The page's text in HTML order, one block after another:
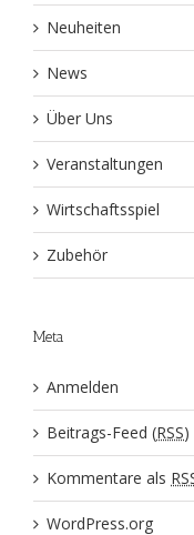
Neuheiten
News
Über Uns
Veranstaltungen
Wirtschaftsspiel
Zubehör
Meta
Anmelden
Beitrags-Feed (RSS)
Kommentare als
WordPress.org